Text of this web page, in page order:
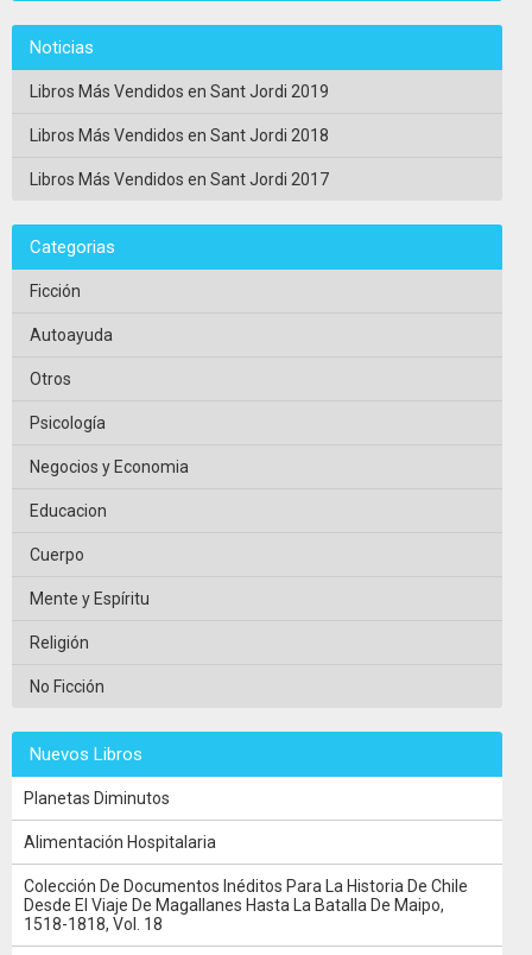
Noticias
Libros Más Vendidos en Sant Jordi 2019
Libros Más Vendidos en Sant Jordi 2018
Libros Más Vendidos en Sant Jordi 2017
Categorias
Ficción
Autoayuda
Otros
Psicología
Negocios y Economia
Educacion
Cuerpo
Mente y Espíritu
Religión
No Ficción
Nuevos Libros
Planetas Diminutos
Alimentación Hospitalaria
Colección De Documentos Inéditos Para La Historia De Chile
Desde El Viaje De Magallanes Hasta La Batalla De Maipo,
1518-1818, Vol. 18